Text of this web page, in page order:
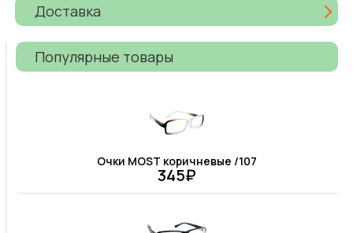
Доставка
Популярные товары
Очки MOST коричневые /107
345₽